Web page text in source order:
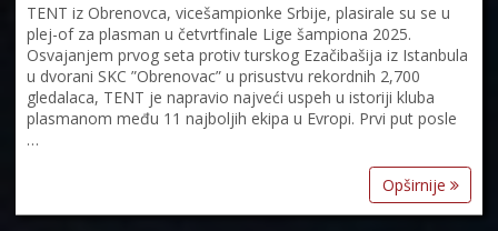
TENT iz Obrenovca, vicešampionke Srbije, plasirale su se u
plej-of za plasman u četvrtfinale Lige šampiona 2025.
Osvajanjem prvog seta protiv turskog Ezačibašija iz Istanbula
u dvorani SKC ”Obrenovac” u prisustvu rekordnih 2,700
gledalaca, TENT je napravio najveći uspeh u istoriji kluba
plasmanom među 11 najboljih ekipa u Evropi. Prvi put posle
…
Opširnije